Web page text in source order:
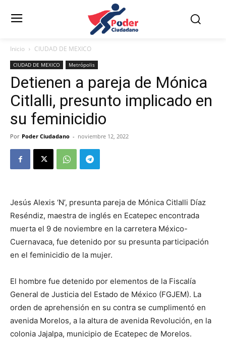
Inicio CIUDAD DE MEXICO
CIUDAD DE MEXICO Metrópolis
Detienen a pareja de Mónica
Citlalli, presunto implicado en
su feminicidio
Por Poder Ciudadano - noviembre 12, 2022
Jesús Alexis ‘N’, presunta pareja de Mónica Citlalli Díaz
Reséndiz, maestra de inglés en Ecatepec encontrada
muerta el 9 de noviembre en la carretera México-
Cuernavaca, fue detenido por su presunta participación
en el feminicidio de la mujer.
El hombre fue detenido por elementos de la Fiscalía
General de Justicia del Estado de México (FGJEM). La
orden de aprehensión en su contra se cumplimentó en
avenida Morelos, a la altura de avenida Revolución, en la
colonia Jajalpa, municipio de Ecatepec de Morelos.